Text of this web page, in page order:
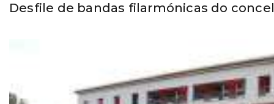
Desfile de bandas filarmónicas do